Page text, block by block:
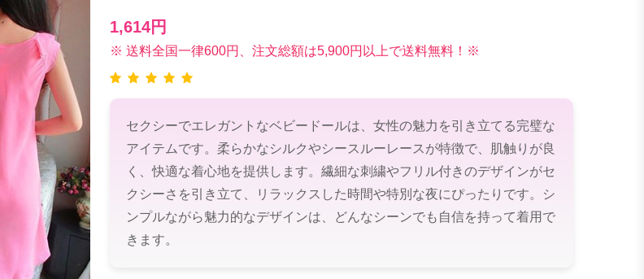
1,614円
※ 送料全国一律600円、注文総額は5,900円以上で送料無料！※
セクシーでエレガントなベビードールは、女性の魅力を引き立てる完璧な
アイテムです。柔らかなシルクやシースルーレースが特徴で、肌触りが良
く、快適な着心地を提供します。繊細な刺繍やフリル付きのデザインがセ
クシーさを引き立て、リラックスした時間や特別な夜にぴったりです。シ
ンプルながら魅力的なデザインは、どんなシーンでも自信を持って着用で
きます。